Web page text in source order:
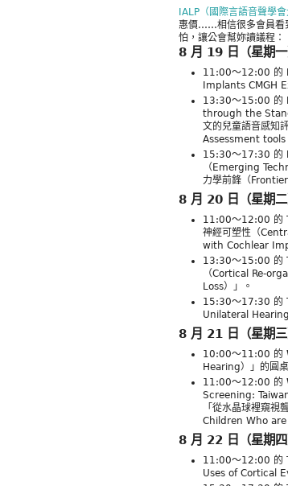
IALP（國際言語音聲學
惠價……相信很多會員看
怕，讓公會幫妳讀議程：
8 月 19 日（星期一
11:00～12:00 的
Implants CMGH
13:30～15:00 的
through the
文的兒童語音感
Assessment
15:30～17:30 的
（Emerging
力學前鋒（
8 月 20 日（星期二
11:00～12:00 的
神經可塑性（
with Cochlear
13:30～15:00 的
（Cortical Re-
Loss）」。
15:30～17:30 的
Unilateral
8 月 21 日（星期三
10:00～11:00 的
Hearing）」的圓桌
11:00～12:00 的
Screening:
「從水晶球裡窺
Children Who
8 月 22 日（星期四
11:00～12:00 的
Uses of Cortical